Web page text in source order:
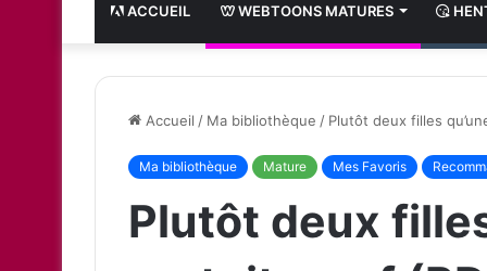
ACCUEIL WEBTOONS MATURES
Accueil / Ma bibliothèque / Plutôt deux filles
Ma bibliothèque Mature Mes Favoris
Plutôt deux